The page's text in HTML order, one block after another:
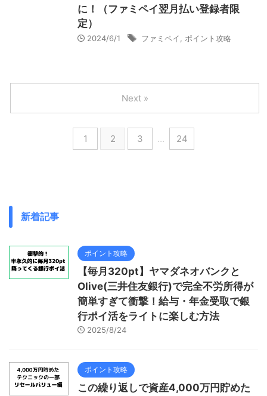
に！（ファミペイ翌月払い登録者限
定）
2024/6/1 ファミペイ ポイント攻略
1 2 3 … 24
Next »
新着記事
ポイント攻略
【毎月320pt】ヤマダネオバンクと
Olive(三井住友銀行)で完全不労所得が
簡単すぎて衝撃！給与・年金受取で銀
行ポイ活をライトに楽しむ方法
2025/8/24
ポイント攻略
この繰り返しで資産4,000万円貯めた